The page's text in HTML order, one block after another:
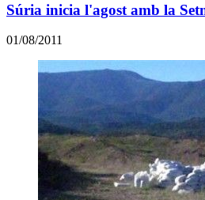
Súria inicia l'agost amb la
01/08/2011